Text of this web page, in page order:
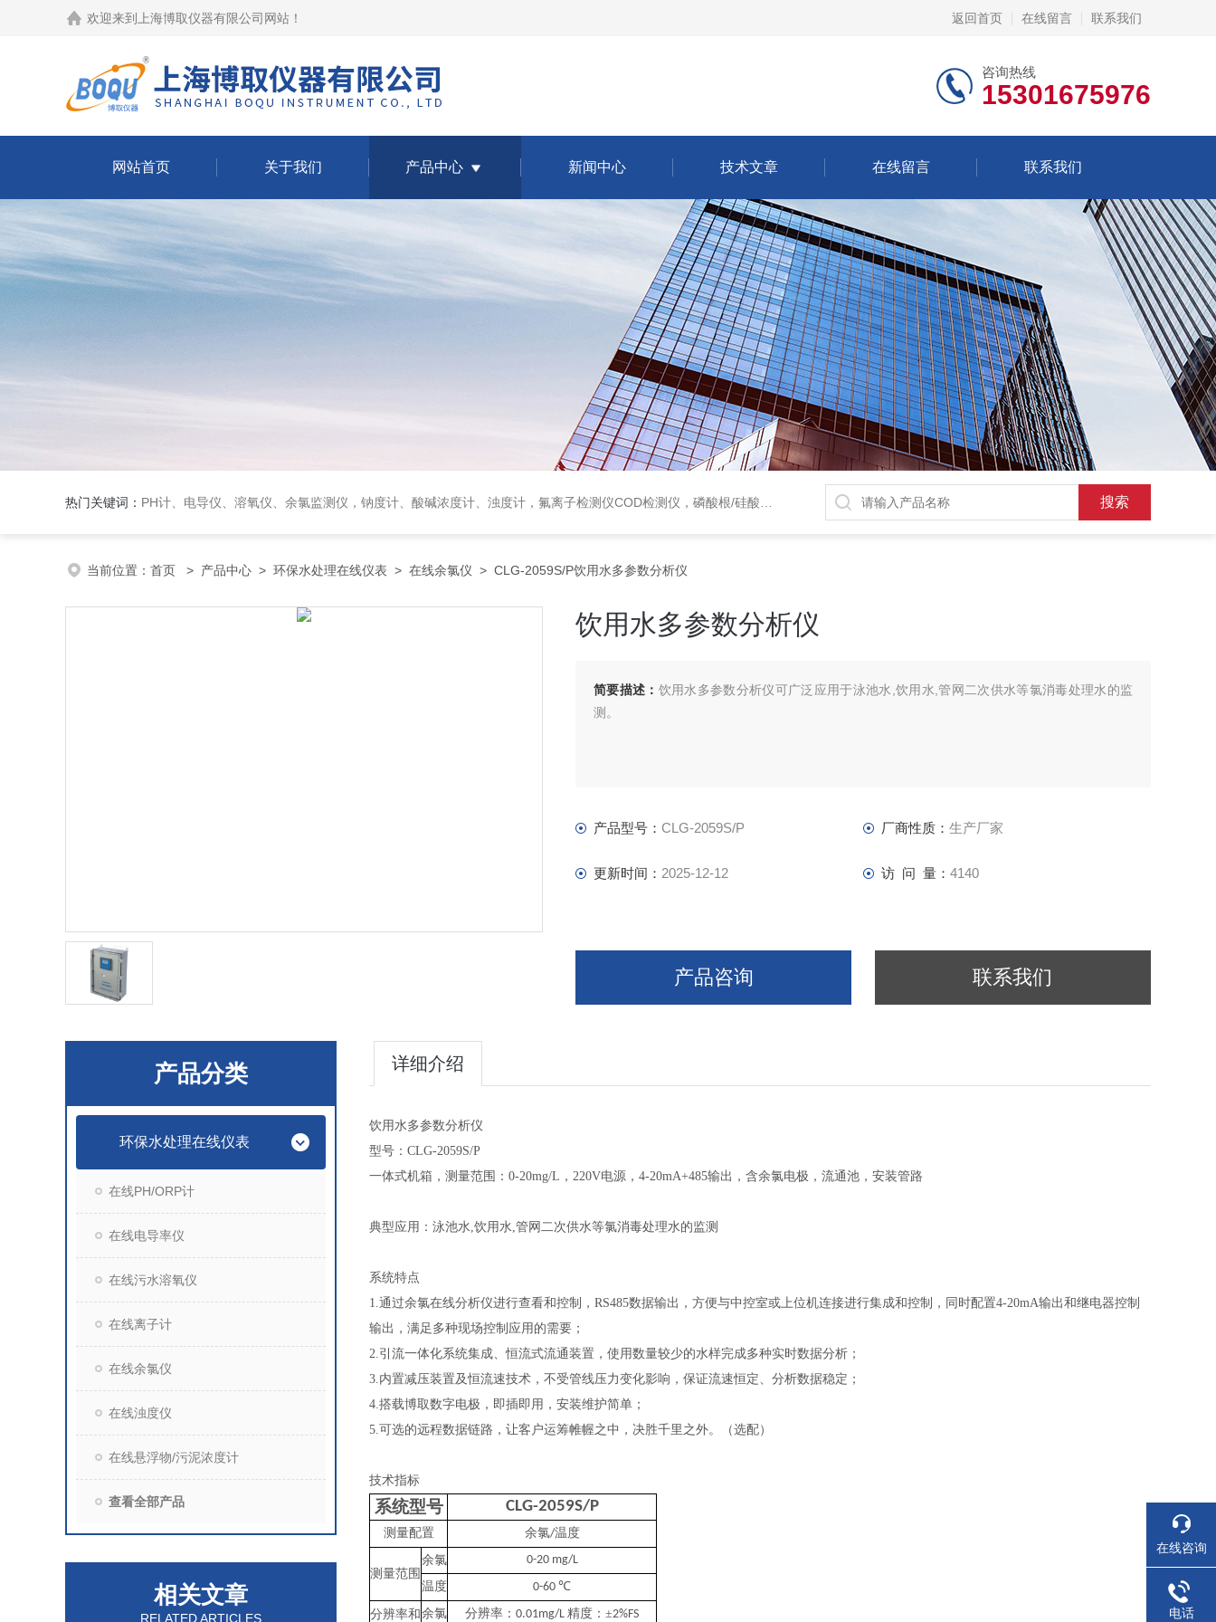
欢迎来到 上海博取仪器有限公司网站 ！ 返回首页 在线留言 联系我们
咨询热线
15301675976
网站首页 关于我们 产品中心 新闻中心 技术文章 在线留言 联系我们
热门关键词： PH计、电导仪、溶氧仪、余氯监测仪，钠度计、酸碱浓度计、浊度计，氟离子检测仪COD检测仪，磷酸根/硅酸根分析仪，PH电极、溶氧电极、电导电极
当前位置： 首页 > 产品中心 > 环保水处理在线仪表 > 在线余氯仪 > CLG-2059S/P饮用水多参数分析仪
饮用水多参数分析仪
简要描述： 饮用水多参数分析仪可广泛应用于泳池水,饮用水,管网二次供水等氯消毒处理水的监
测。
产品型号： CLG-2059S/P 厂商性质： 生产厂家
更新时间： 2025-12-12 访 问 量： 4140
产品咨询 联系我们
产品分类
环保水处理在线仪表
在线PH/ORP计
在线电导率仪
在线污水溶氧仪
在线离子计
在线余氯仪
在线浊度仪
在线悬浮物/污泥浓度计
查看全部产品
相关文章
RELATED ARTICLES
详细介绍
饮用水多参数分析仪
型号：CLG-2059S/P
一体式机箱，测量范围：0-20mg/L，220V电源，4-20mA+485输出，含余氯电极，流通池，安装管路
典型应用：泳池水,饮用水,管网二次供水等氯消毒处理水的监测
系统特点
1.通过余氯在线分析仪进行查看和控制，RS485数据输出，方便与中控室或上位机连接进行集成和控制，同时配置4-20mA输出和继电器控制
输出，满足多种现场控制应用的需要；
2.引流一体化系统集成、恒流式流通装置，使用数量较少的水样完成多种实时数据分析；
3.内置减压装置及恒流速技术，不受管线压力变化影响，保证流速恒定、分析数据稳定；
4.搭载博取数字电极，即插即用，安装维护简单；
5.可选的远程数据链路，让客户运筹帷幄之中，决胜千里之外。（选配）
技术指标
系统型号 CLG-2059S/P
测量配置 余氯/温度
测量范围
余氯
0-20 mg/L
温度
0-60 ℃
分辨率和 余氯 分辨率： 0.01mg/L 精度：±2%FS
在线咨询
电话